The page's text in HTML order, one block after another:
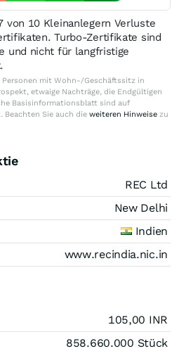
von 10 Kleinanlegern Verluste
Turbo-Zertifikate sind
und nicht für langfristige
mit Wohn-/Geschäftssitz in
etwaige Nachträge, die Endgültigen
Basisinformationsblatt sind auf
Sie auch die weiteren Hinweise zu
REC Ltd
New Delhi
Indien
www.recindia.nic.in
105,00 INR
858.660.000 Stück